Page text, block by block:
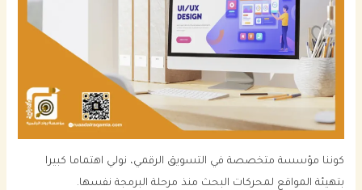
كوننا مؤسسة متخصصة في التسويق الرقمي، نولي اهتماما كبيرا
بتهيئة المواقع لمحركات البحث منذ مرحلة البرمجة نفسها.